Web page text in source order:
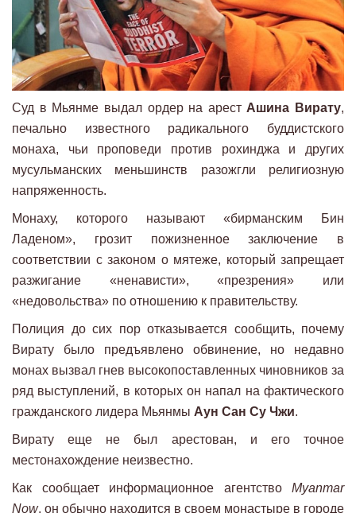
Суд в Мьянме выдал ордер на арест Ашина Вирату,
печально известного радикального буддистского
монаха, чьи проповеди против рохинджа и других
мусульманских меньшинств разожгли религиозную
напряженность.
Монаху, которого называют «бирманским Бин
Ладеном», грозит пожизненное заключение в
соответствии с законом о мятеже, который запрещает
разжигание «ненависти», «презрения» или
«недовольства» по отношению к правительству.
Полиция до сих пор отказывается сообщить, почему
Вирату было предъявлено обвинение, но недавно
монах вызвал гнев высокопоставленных чиновников за
ряд выступлений, в которых он напал на фактического
гражданского лидера Мьянмы Аун Сан Су Чжи.
Вирату еще не был арестован, и его точное
местонахождение неизвестно.
Как сообщает информационное агентство Myanmar
Now, он обычно находится в своем монастыре в городе